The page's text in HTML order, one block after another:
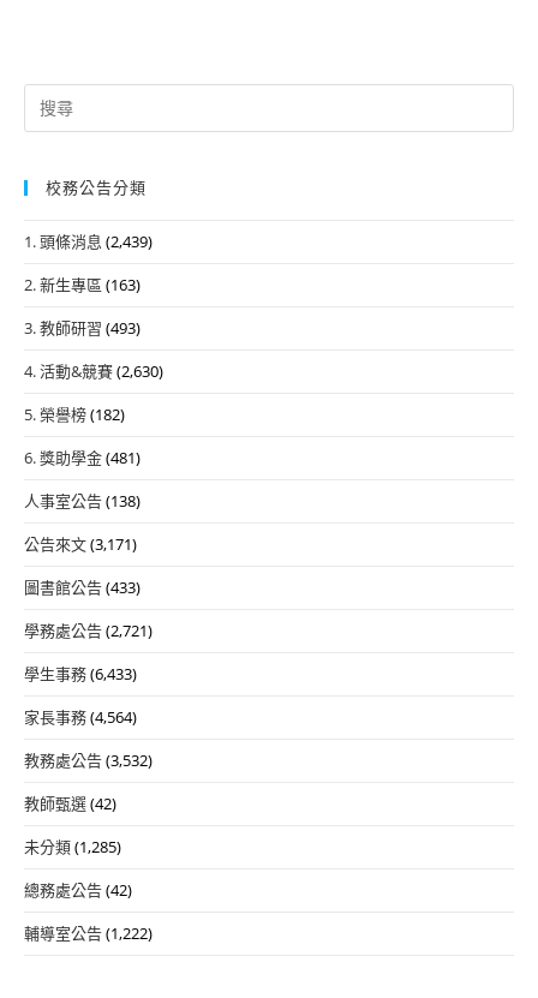
Search
for:
校務公告分類
1. 頭條消息 (2,439)
2. 新生專區 (163)
3. 教師研習 (493)
4. 活動&競賽(2,630)
5. 榮譽榜(182)
6. 獎助學金(481)
人事室公告(138)
公告來文(3,171)
圖書館公告(433)
學務處公告(2,721)
學生事務(6,433)
家長事務(4,564)
教務處公告(3,532)
教師甄選(42)
未分類(1,285)
總務處公告(42)
輔導室公告(1,222)